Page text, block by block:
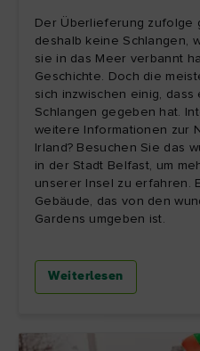
Der Überlieferung zufolge
deshalb keine Schlangen,
sie in das Meer verbannt
Geschichte. Doch die
sich inzwischen einig, dass
Schlangen gegeben hat.
weitere Informationen zur
Irland? Besuchen Sie das
in der Stadt Belfast, um
unserer Insel zu erfahren.
Gebäude, das von den
Gardens umgeben ist.
Weiterlesen